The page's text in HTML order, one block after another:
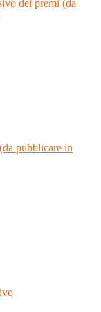
dei premi (da
pubblicare in